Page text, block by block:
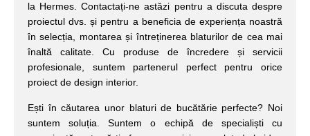
la Hermes. Contactați-ne astăzi pentru a discuta despre
proiectul dvs. și pentru a beneficia de experiența noastră
în selecția, montarea și întreținerea blaturilor de cea mai
înaltă calitate. Cu produse de încredere și servicii
profesionale, suntem partenerul perfect pentru orice
proiect de design interior.
Ești în căutarea unor blaturi de bucătărie perfecte? Noi
suntem soluția. Suntem o echipă de specialiști cu